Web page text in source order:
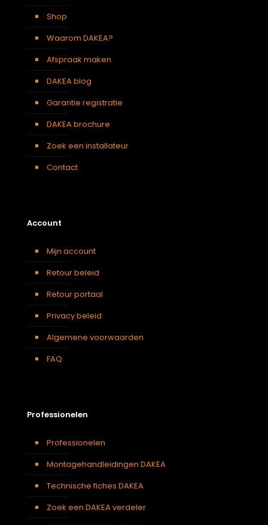
Shop
Waarom DAKEA?
Afspraak maken
DAKEA blog
Garantie registratie
DAKEA brochure
Zoek een installateur
Contact
Account
Mijn account
Retour beleid
Retour portaal
Privacy beleid
Algemene voorwaarden
FAQ
Professionelen
Professionelen
Montagehandleidingen DAKEA
Technische fiches DAKEA
Zoek een DAKEA verdeler